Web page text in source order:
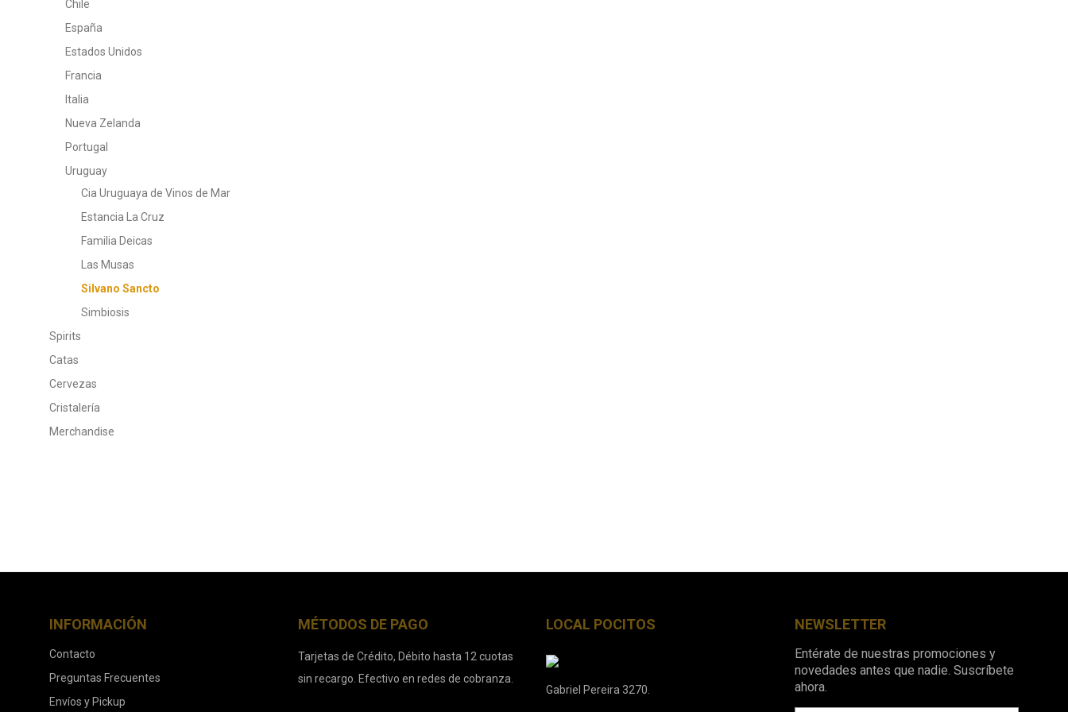
Chile
España
Estados Unidos
Francia
Italia
Nueva Zelanda
Portugal
Uruguay
Cia Uruguaya de Vinos de Mar
Estancia La Cruz
Familia Deicas
Las Musas
Silvano Sancto
Simbiosis
Spirits
Catas
Cervezas
Cristalería
Merchandise
INFORMACIÓN
Contacto
Preguntas Frecuentes
Envíos y Pickup
MÉTODOS DE PAGO
Tarjetas de Crédito, Débito hasta 12 cuotas
sin recargo. Efectivo en redes de cobranza.
LOCAL POCITOS
Gabriel Pereira 3270.
NEWSLETTER
Entérate de nuestras promociones y
novedades antes que nadie. Suscríbete
ahora.